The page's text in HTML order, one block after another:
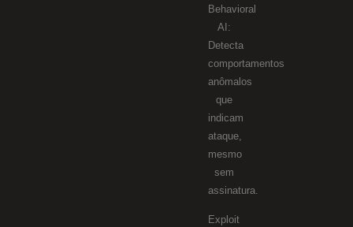
Behavioral
AI:
Detecta
comportamentos
anômalos
que
indicam
ataque,
mesmo
sem
assinatura.
Exploit